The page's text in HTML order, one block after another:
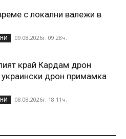
с локални валежи в
09.08.2026г. 09:28ч.
край Кардам дрон
украински дрон примамка
08.08.2026г. 18:11ч.